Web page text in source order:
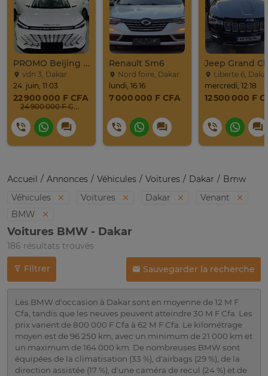
PROMO Beijing X7 / 2025
vdn 3, Dakar
24. juin, 11:03
22 900 000 F CFA
24 900 000 F CFA
Renault Sm6
Nord foire, Dakar
lundi, 16:16
7 000 000 F CFA
Liberte 6,
mercredi, 12:18
12 500 000 F
Accueil Annonces Véhicules Voitures Dakar
Bmw
Véhicules
Voitures Dakar
Venant
BMW
Voitures BMW - Dakar
186 résultats trouvés
Filtrer Sauvegarder la recherche
Les BMW d'occasion à Dakar sont en moyenne de 12 M F
Cfa, tandis que les neuves peuvent atteindre 30 M F Cfa. Les
prix varient de 800 000 F Cfa à 62 M F Cfa. Le kilométrage
moyen est de 96 250 km, avec un minimum de 21 000 km et
un maximum de 164 000 km. De nombreuses BMW sont
équipées de la climatisation (33 %), d'airbags (29 %), de la
direction assistée (17 %), d'une caméra de recul (24 %) et de